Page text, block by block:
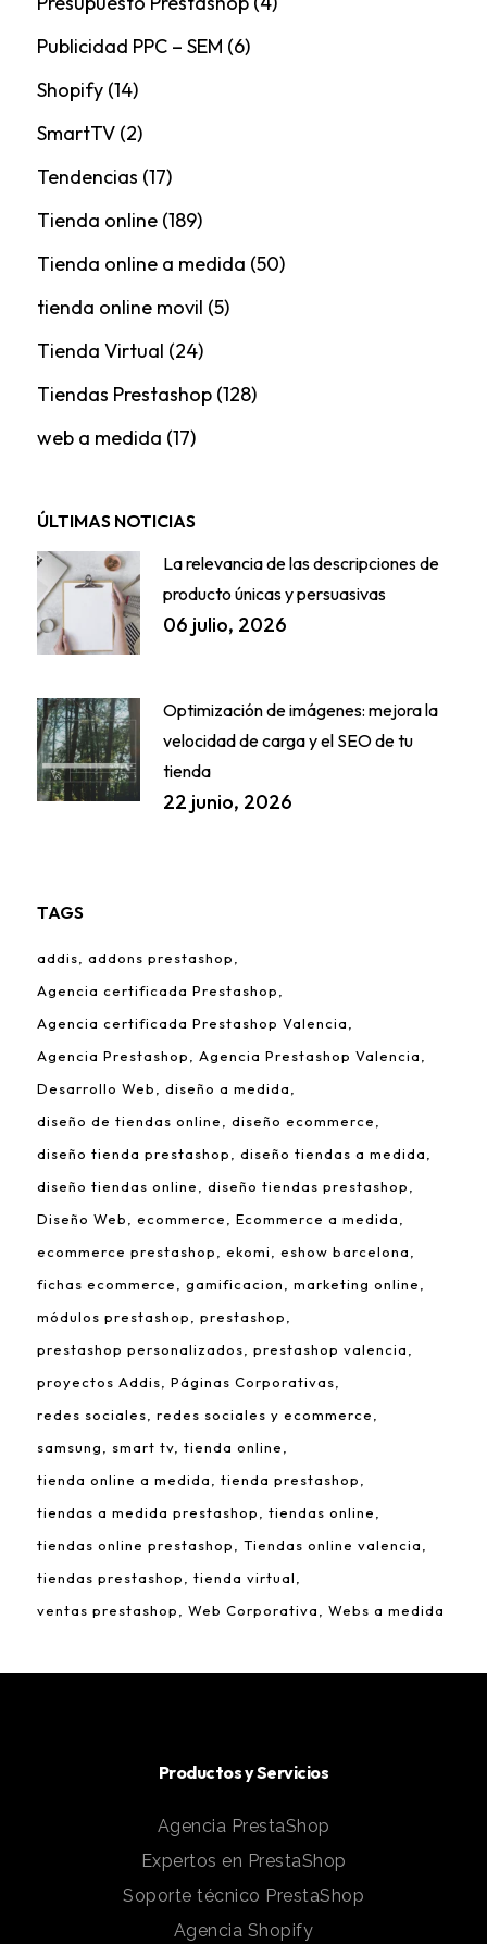
Publicidad PPC – SEM (6)
Shopify(14)
SmartTV(2)
Tendencias (17)
Tienda online(189)
Tienda online a medida (50)
tienda online movil (5)
Tienda Virtual (24)
Tiendas Prestashop(128)
web a medida (17)
ÚLTIMAS NOTICIAS
La relevancia de las descripciones de
producto únicas y persuasivas
06 julio, 2026
Optimización de imágenes: mejora la
velocidad de carga y el SEO de tu
tienda
22 junio, 2026
TAGS
addis
addons prestashop
Agencia certificada Prestashop
Agencia certificada Prestashop Valencia
Agencia Prestashop
Agencia Prestashop Valencia
Desarrollo Web
diseño a medida
diseño de tiendas online
diseño ecommerce
diseño tienda prestashop
diseño tiendas a medida
diseño tiendas online
diseño tiendas prestashop
Diseño Web
ecommerce
Ecommerce a medida
ecommerce prestashop
ekomi
eshow barcelona
fichas ecommerce
gamificacion
marketing online
módulos prestashop
prestashop
prestashop personalizados
prestashop valencia
proyectos Addis
Páginas Corporativas
redes sociales
redes sociales y ecommerce
samsung
smart tv tienda online
tienda online a medida
tienda prestashop
tiendas a medida prestashop
tiendas online
tiendas online prestashop
Tiendas online valencia
tiendas prestashop
tienda virtual
ventas prestashop
Web Corporativa Webs a medida
Productos y Servicios
Agencia PrestaShop
Expertos en PrestaShop
Soporte técnico PrestaShop
Agencia Shopify